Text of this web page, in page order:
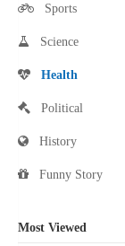
Sports
Science
Health
Political
History
Funny Story
Most Viewed